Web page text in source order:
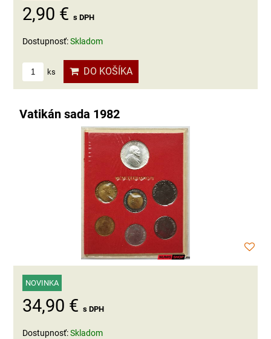
2,90 € s DPH
Dostupnosť:Skladom
ks DO KOŠÍKA
Vatikán sada 1982
NOVINKA
34,90 € s DPH
Dostupnosť:Skladom